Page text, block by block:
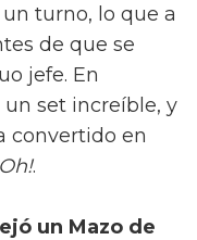
turno, lo que a
de que se
jefe. En
set increíble, y
convertido en
.
un Mazo de